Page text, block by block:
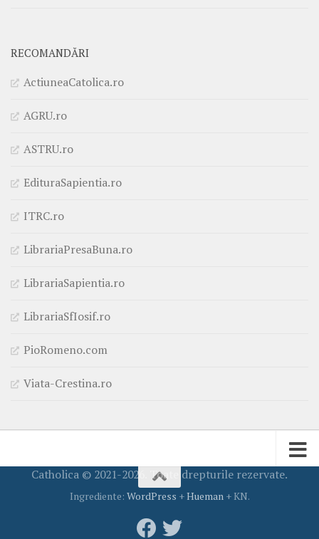
RECOMANDĂRI
ActiuneaCatolica.ro
AGRU.ro
ASTRU.ro
EdituraSapientia.ro
ITRC.ro
LibrariaPresaBuna.ro
LibrariaSapientia.ro
LibrariaSfIosif.ro
PioRomeno.com
Viata-Crestina.ro
Catholica © 2021-2026. Toate drepturile rezervate.
Ingrediente: WordPress +Hueman+ KN.